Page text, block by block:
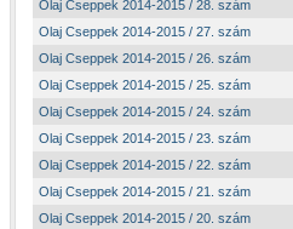
Olaj Cseppek 2014-2015 / 28. szám
Olaj Cseppek 2014-2015 / 27. szám
Olaj Cseppek 2014-2015 / 26. szám
Olaj Cseppek 2014-2015 / 25. szám
Olaj Cseppek 2014-2015 / 24. szám
Olaj Cseppek 2014-2015 / 23. szám
Olaj Cseppek 2014-2015 / 22. szám
Olaj Cseppek 2014-2015 / 21. szám
Olaj Cseppek 2014-2015 / 20. szám